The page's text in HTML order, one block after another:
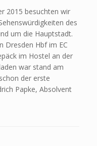
2015 besuchten wir
des
um die Hauptstadt.
Dresden Hbf im EC
im Hostel an der
war stand am
der erste
Papke, Absolvent